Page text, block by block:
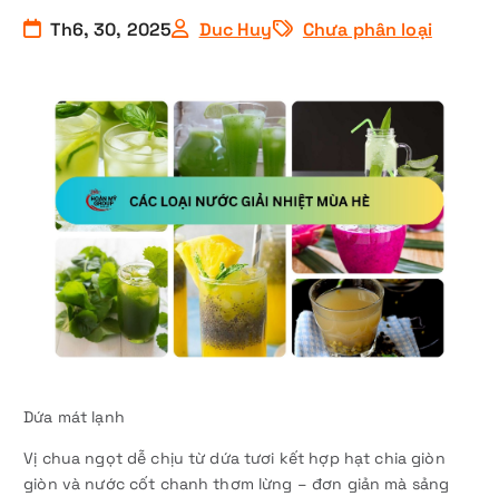
Th6, 30, 2025 Duc Huy Chưa phân loại
Dứa mát lạnh
Vị chua ngọt dễ chịu từ dứa tươi kết hợp hạt chia giòn
giòn và nước cốt chanh thơm lừng – đơn giản mà sảng